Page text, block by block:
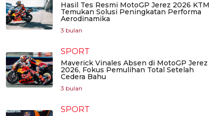
Hasil Tes Resmi MotoGP Jerez 2026 KTM
Temukan Solusi Peningkatan Performa
Aerodinamika
3 bulan
SPORT
Maverick Vinales Absen di MotoGP Jerez
2026, Fokus Pemulihan Total Setelah
Cedera Bahu
3 bulan
SPORT